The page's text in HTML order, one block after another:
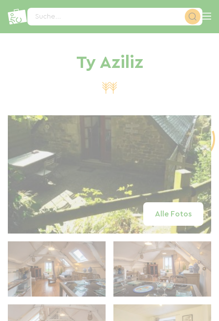
Suche...
Ty Aziliz
Alle Fotos
Cookie-Einstellungen